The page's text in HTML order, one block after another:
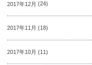
2017年12月 (24)
2017年11月 (18)
2017年10月 (11)